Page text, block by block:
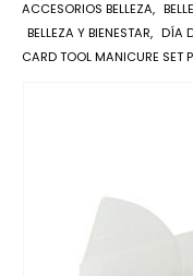
ACCESORIOS BELLEZA,
BELLEZA Y BIENESTAR, DÍA
CARD TOOL MANICURE SET